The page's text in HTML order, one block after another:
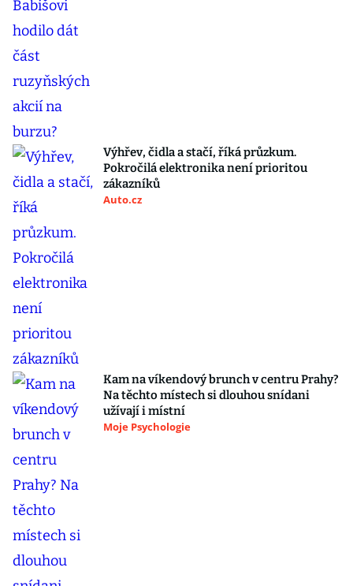
Výhřev, čidla a stačí, říká průzkum.
Pokročilá elektronika není prioritou
zákazníků
Auto.cz
Kam na víkendový brunch v centru Prahy?
Na těchto místech si dlouhou snídani
užívají i místní
Moje Psychologie